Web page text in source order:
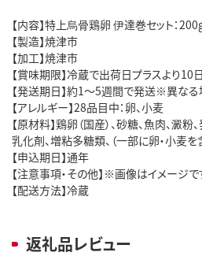
【内容】特上烏骨鶏卵 伊達巻セット：
【製造】焼津市
【加工】焼津市
【賞味期限】冷蔵で出荷日プラスより10日
【発送期日】約1～5週間で発送※異な
【アレルギー】28品目中：卵、小麦
【原材料】鶏卵（国産）、砂糖、魚肉、澱
乳化剤、増粘多糖類、（一部に卵・小麦を
【申込期日】通年
【注意事項・その他】※画像はイメージで
【配送方法】冷蔵
返礼品レビュー